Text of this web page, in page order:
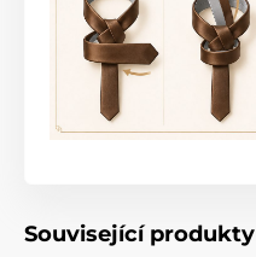
Související produkty